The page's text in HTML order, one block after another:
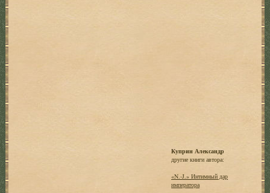
Куприн Александр
другие книги автора:
«N.-J.» Интимный дар
императора